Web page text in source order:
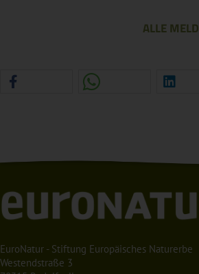
ALLE
EuroNatur - Stiftung Europäisches Naturerbe
Westendstraße 3